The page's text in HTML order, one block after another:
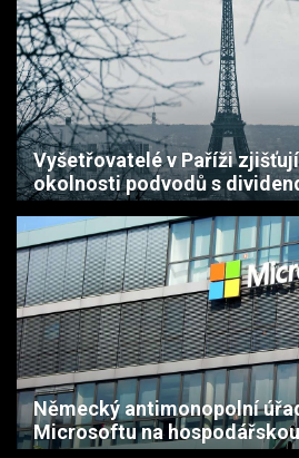
Vyšetřovatelé v Paříži
okolnosti podvodů s
Německý antimonopolní
Microsoftu na